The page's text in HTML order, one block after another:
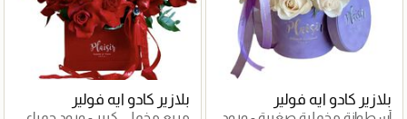
بلازير كادو ايه فولير بلازير كادو ايه فولير